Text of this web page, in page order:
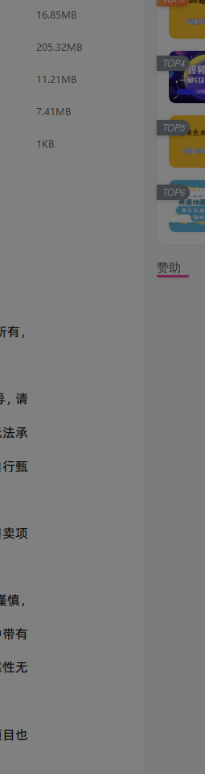
TOP4
TOP5
TOP6
赞助